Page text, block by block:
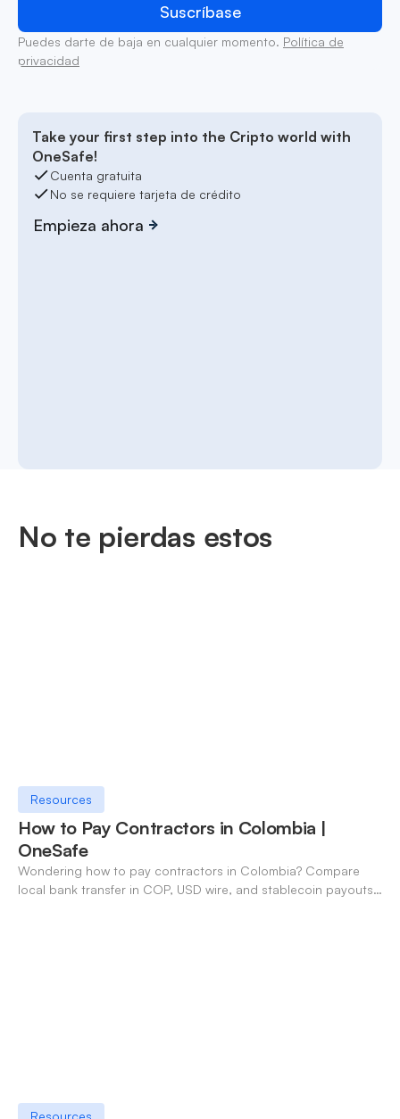
Puedes darte de baja en cualquier momento. Política de
privacidad
Take your first step into the Cripto world with
OneSafe!
Cuenta gratuita
No se requiere tarjeta de crédito
Empieza ahora
No te pierdas estos
Resources
How to Pay Contractors in Colombia |
OneSafe
Wondering how to pay contractors in Colombia? Compare
local bank transfer in COP, USD wire, and stablecoin payouts.